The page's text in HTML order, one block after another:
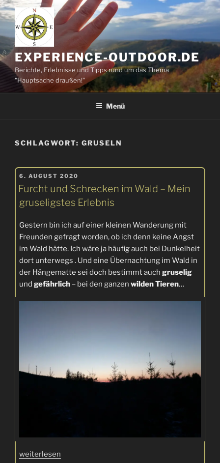
Zum
Inhalt
springen
EXPERIENCE-OUTDOOR.DE
Berichte, Erlebnisse und Tipps rund um das Thema
"Hauptsache draußen!"
Menü
SCHLAGWORT: GRUSELN
VERÖFFENTLICHT
AM
6. AUGUST 2020
Furcht und Schrecken im Wald – Mein
gruseligstes Erlebnis
Gestern bin ich auf einer kleinen Wanderung mit
Freunden gefragt worden, ob ich denn keine Angst
im Wald hätte. Ich wäre ja häufig auch bei Dunkelheit
dort unterwegs . Und eine Übernachtung im Wald in
der Hängematte sei doch bestimmt auch gruselig
und gefährlich – bei den ganzen wilden Tieren…
„Furcht
weiterlesen